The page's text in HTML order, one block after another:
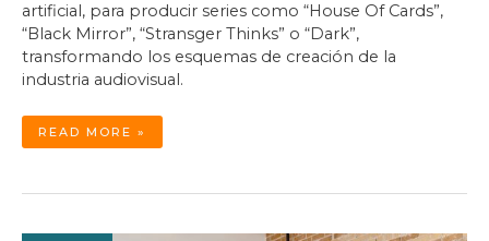
artificial, para producir series como “House Of Cards”,
“Black Mirror”, “Stransger Thinks” o “Dark”,
transformando los esquemas de creación de la
industria audiovisual.
DISEÑO
CONTENIDOS:
A
READ MORE »